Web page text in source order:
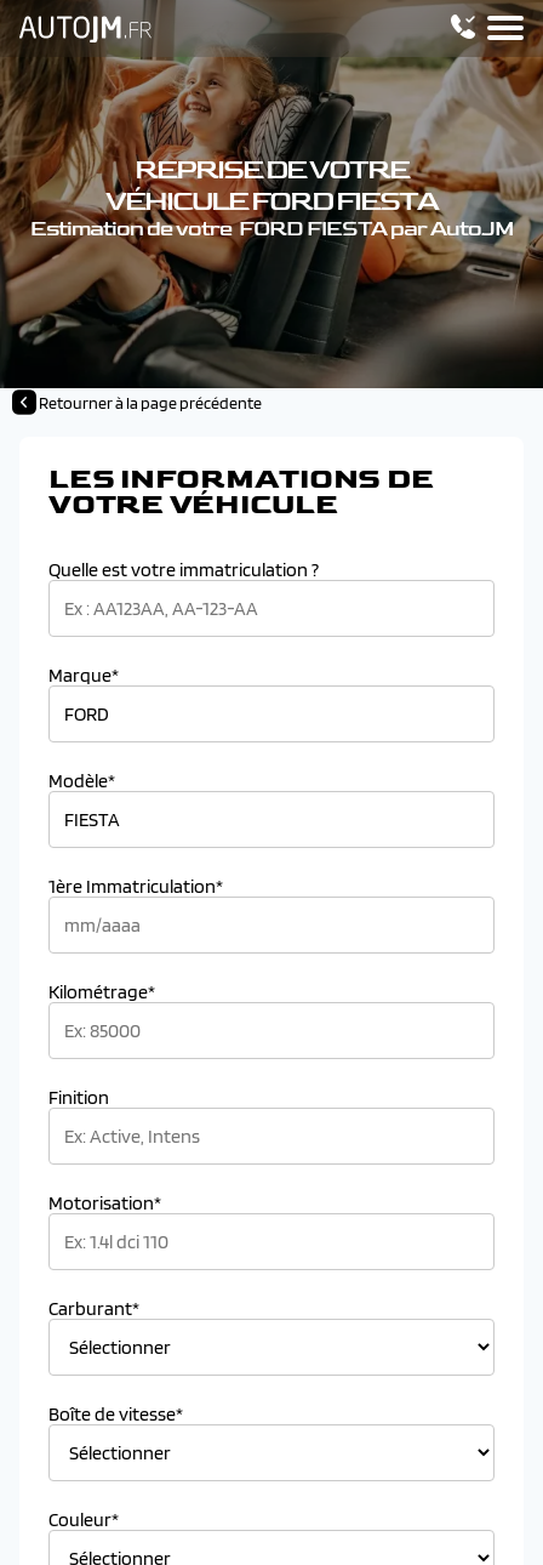
REPRISE DE VOTRE
VÉHICULE FORD FIESTA
Estimation de votre FORD FIESTA par AutoJM
Retourner à la page précédente
LES INFORMATIONS DE
VOTRE VÉHICULE
Quelle est votre immatriculation ?
Marque*
Modèle*
1ère Immatriculation*
Kilométrage*
Finition
Motorisation*
Carburant*
Boîte de vitesse*
Couleur*